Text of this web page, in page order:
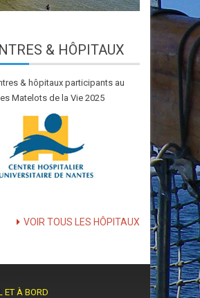
& HÔPITAUX
& hôpitaux participants au
Matelots de la Vie 2025
VOIR TOUS LES HÔPITAUX
ET À BORD